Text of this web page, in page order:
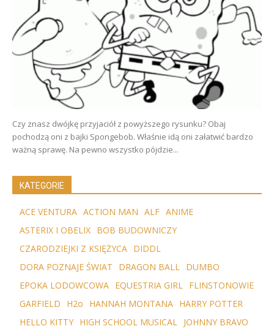
Czy znasz dwójkę przyjaciół z powyższego rysunku? Obaj
pochodzą oni z bajki Spongebob. Właśnie idą oni załatwić bardzo
ważną sprawę. Na pewno wszystko pójdzie...
KATEGORIE
ACE VENTURA ACTION MAN ALF ANIME
ASTERIX I OBELIX BOB BUDOWNICZY
CZARODZIEJKI Z KSIĘŻYCA DIDDL
DORA POZNAJE ŚWIAT
DRAGON BALL DUMBO
EPOKA LODOWCOWA EQUESTRIA GIRL FLINSTONOWIE
GARFIELD
H2o HANNAH MONTANA HARRY POTTER
HELLO KITTY HIGH SCHOOL MUSICAL JOHNNY BRAVO